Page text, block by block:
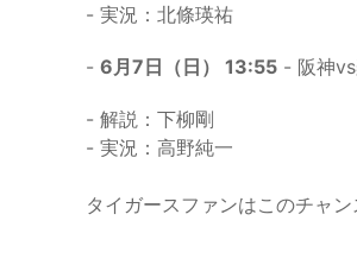
- 実況：北條瑛祐
- 6月7日（日） 13:55 - 阪神
- 解説：下柳剛
- 実況：高野純一
タイガースファンはこのチャン